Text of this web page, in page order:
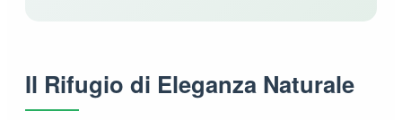
Il Rifugio di Eleganza Naturale